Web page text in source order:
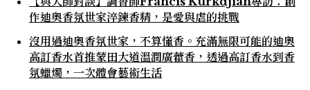
作迪奧香氛世家淬鍊香精，是愛與虐的挑戰
沒用過迪奧香氛世家，不算懂香。充滿無限可能的迪奧
高訂香水首推蒙田大道溫潤廣藿香，透過高訂香水到香
氛蠟燭，一次體會藝術生活